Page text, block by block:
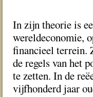
In zijn theorie is
wereldeconomie,
fi nancieel terrein.
de regels van het
te zetten. In de
vijfhonderd jaar